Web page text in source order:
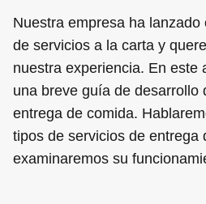
Nuestra empresa ha
de servicios a la carta y
nuestra experiencia. En este
una breve guía de desarrollo
entrega de comida.
tipos de servicios de entrega
examinaremos su